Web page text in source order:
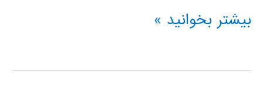
فیلم
فارسی
بیشتر بخوانید »